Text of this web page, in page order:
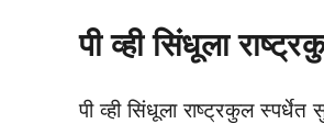
पी व्ही सिंधूला
पी व्ही सिंधूला राष्ट्रकुल